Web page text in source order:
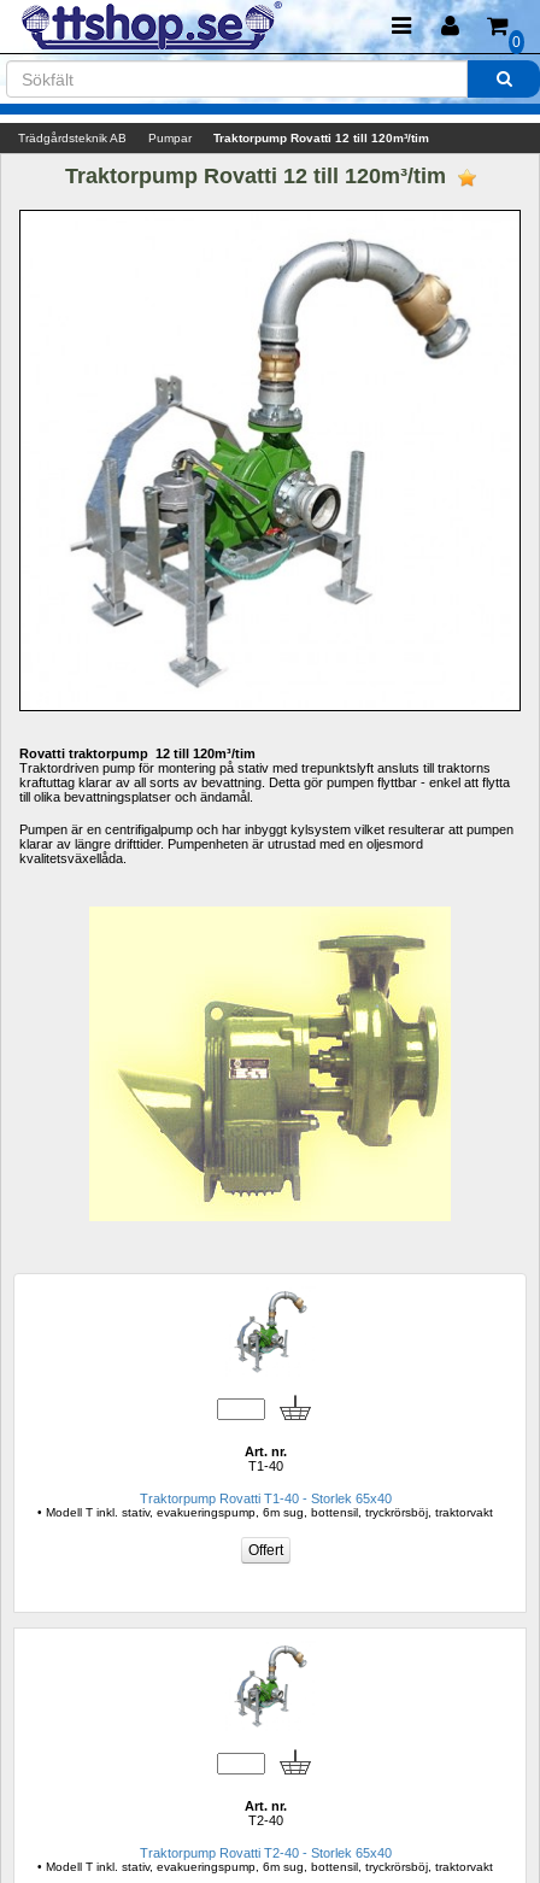
0
Trädgårdsteknik AB Pumpar Traktorpump Rovatti 12 till 120m³/tim
Traktorpump Rovatti 12 till 120m³/tim
Rovatti traktorpump 12 till 120m³/tim
Traktordriven pump för montering på stativ med trepunktslyft ansluts till traktorns
kraftuttag klarar av all sorts av bevattning. Detta gör pumpen flyttbar - enkel att flytta
till olika bevattningsplatser och ändamål.
Pumpen är en centrifigalpump och har inbyggt kylsystem vilket resulterar att pumpen
klarar av längre drifttider. Pumpenheten är utrustad med en oljesmord
kvalitetsväxellåda.
Art. nr.
T1-40
Traktorpump Rovatti T1-40 - Storlek 65x40
• Modell T inkl. stativ, evakueringspump, 6m sug, bottensil, tryckrörsböj, traktorvakt
Art. nr.
T2-40
Traktorpump Rovatti T2-40 - Storlek 65x40
• Modell T inkl. stativ, evakueringspump, 6m sug, bottensil, tryckrörsböj, traktorvakt